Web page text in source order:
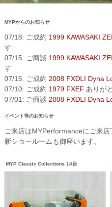
MYPからのお知らせ
07/18: ご成約 1999 KAWASAKI
す
07/15: ご商談 1999 KAWASAKI
す
07/15: ご成約 2008 FXDLI Dyna
07/10: ご成約 1979 FXEF ありが
07/01: ご商談 2008 FXDLI Dyna
イベント等のお知らせ
ご来店はMYPerformanceにご来店
新ショールームも御座います。
MYP Classic Collections 14台